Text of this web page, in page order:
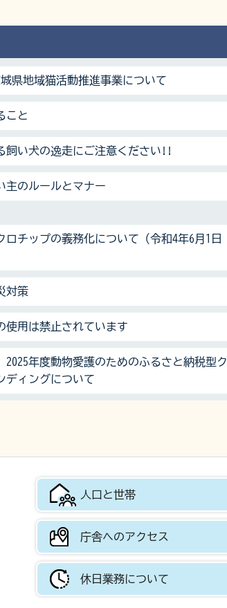
県地域猫活動推進事業について
こと
飼い犬の逸走にご注意ください!!
主のルールとマナー
ロチップの義務化について（令和4年6月1日
対策
使用は禁止されています
2025年度動物愛護のためのふるさと納税型ク
ディングについて
人口と世帯
庁舎へのアクセス
休日業務について